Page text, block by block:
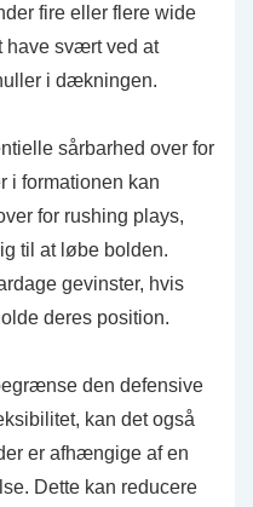
fire eller flere wide
have svært ved at
i dækningen.
sårbarhed over for
i formationen kan
for rushing plays,
til at løbe bolden.
gevinster, hvis
deres position.
den defensive
kan det også
er afhængige af en
Dette kan reducere